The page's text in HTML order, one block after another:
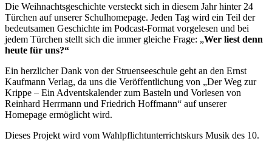
Die Weihnachtsgeschichte versteckt sich in diesem Jahr hinter 24
Türchen auf unserer Schulhomepage. Jeden Tag wird ein Teil der
bedeutsamen Geschichte im Podcast-Format vorgelesen und bei
jedem Türchen stellt sich die immer gleiche Frage: „Wer liest denn
heute für uns?“
Ein herzlicher Dank von der Struenseeschule geht an den Ernst
Kaufmann Verlag, da uns die Veröffentlichung von „Der Weg zur
Krippe – Ein Adventskalender zum Basteln und Vorlesen von
Reinhard Herrmann und Friedrich Hoffmann“ auf unserer
Homepage ermöglicht wird.
Dieses Projekt wird vom Wahlpflichtunterrichtskurs Musik des 10.